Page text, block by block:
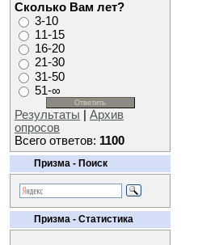
Сколько Вам лет?
3-10
11-15
16-20
21-30
31-50
51-∞
Результаты
Архив
опросов
Всего ответов: 1100
Призма - Поиск
Призма - Статистика